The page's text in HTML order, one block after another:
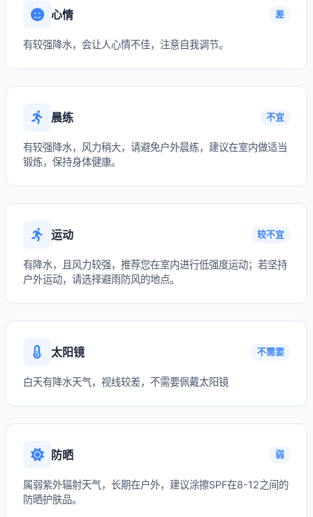
心情 差
有较强降水，会让人心情不佳，注意自我调节。
晨练 不宜
有较强降水，风力稍大，请避免户外晨练，建议在室内做适当
锻炼，保持身体健康。
运动 较不宜
有降水，且风力较强，推荐您在室内进行低强度运动；若坚持
户外运动，请选择避雨防风的地点。
太阳镜 不需要
白天有降水天气，视线较差，不需要佩戴太阳镜
防晒 弱
属弱紫外辐射天气，长期在户外，建议涂擦SPF在8-12之间的
防晒护肤品。